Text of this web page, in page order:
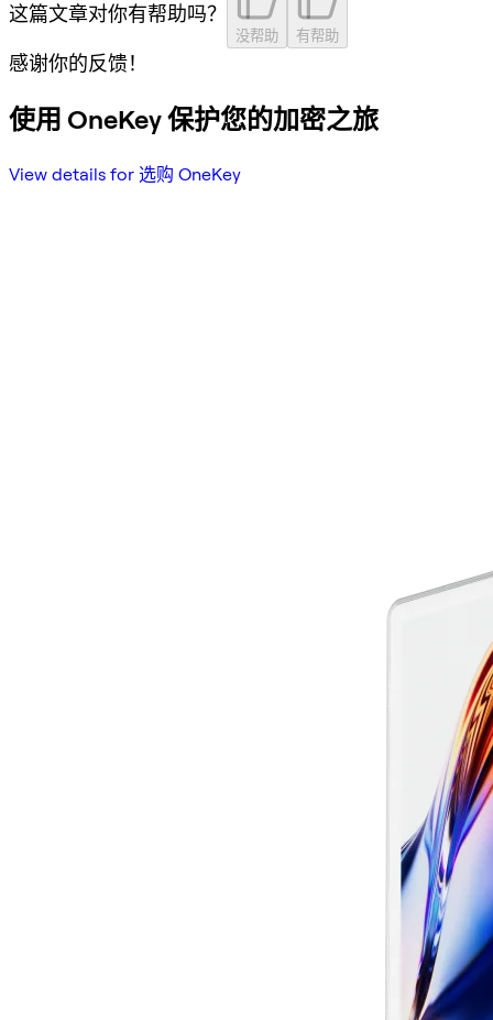
这篇文章对你有帮助吗？
没帮助 有帮助
感谢你的反馈！
使用 OneKey 保护您的加密之旅
View details for 选购 OneKey